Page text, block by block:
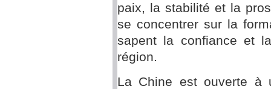
paix, la stabilité et la
se concentrer sur la
sapent la confiance et
région.
La Chine est ouverte à